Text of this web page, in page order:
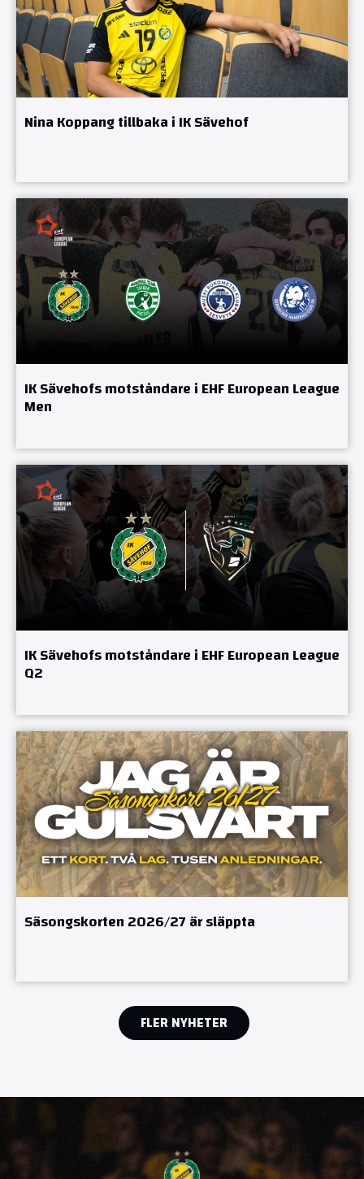
Nina Koppang tillbaka i IK Sävehof
IK Sävehofs motståndare i EHF European League
Men
IK Sävehofs motståndare i EHF European League
Q2
Säsongskorten 2026/27 är släppta
FLER NYHETER